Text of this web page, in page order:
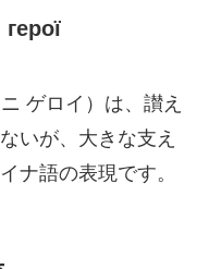
ゲロイ）は、讃え
いが、大きな支え
ナ語の表現です。